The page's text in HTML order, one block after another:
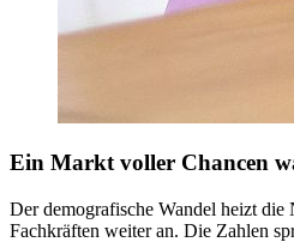
Ein Markt voller Chancen
Der demografische Wandel heizt die
Fachkräften weiter an. Die Zahlen